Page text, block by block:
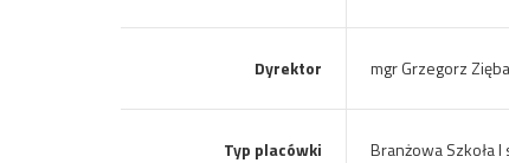
Dyrektor mgr Grzegorz Zięba
Typ placówki Branżowa Szkoła